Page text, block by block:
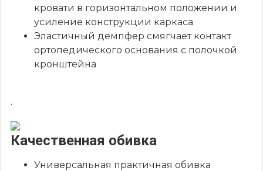
кровати в горизонтальном положении и
усиление конструкции каркаса
Эластичный демпфер смягчает контакт
ортопедического основания с полочкой
кронштейна
.
Качественная обивка
Универсальная практичная обивка